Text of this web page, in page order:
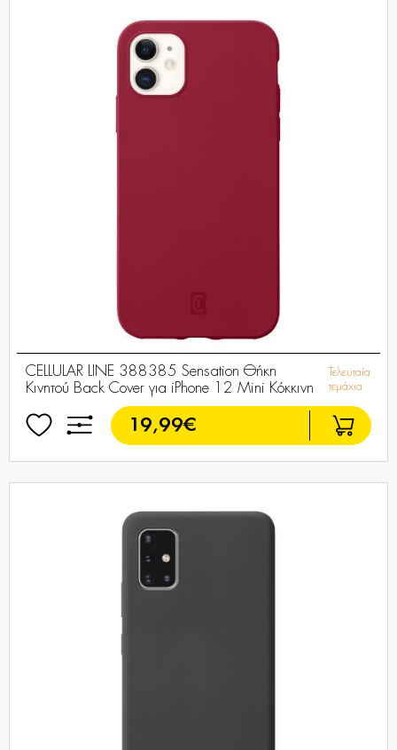
CELLULAR LINE 388385 Sensation Θήκη
Κινητού Back Cover για iPhone 12 Mini Κόκκινη
Τελευταία
τεμάχια
19,99€